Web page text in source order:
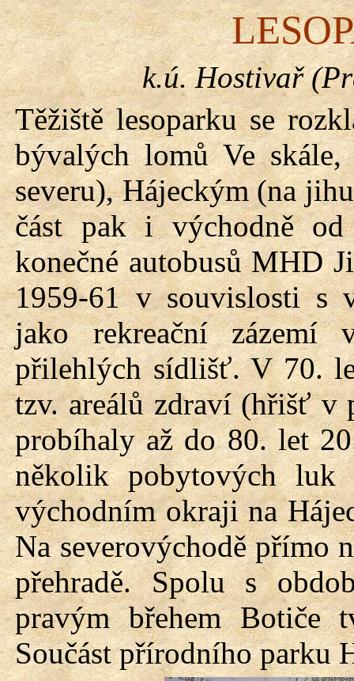
k.ú. Hostivař
Těžiště lesoparku se
bývalých lomů Ve
severu), Hájeckým (na
část pak i východně od
konečné autobusů MHD
1959-61 v souvislosti s
jako rekreační zázemí
přilehlých sídlišť. V 70.
tzv. areálů zdraví (hřišť v
probíhaly až do 80. let
několik pobytových
východním okraji na
Na severovýchodě přímo
přehradě. Spolu s
pravým břehem Botiče
Součást přírodního parku